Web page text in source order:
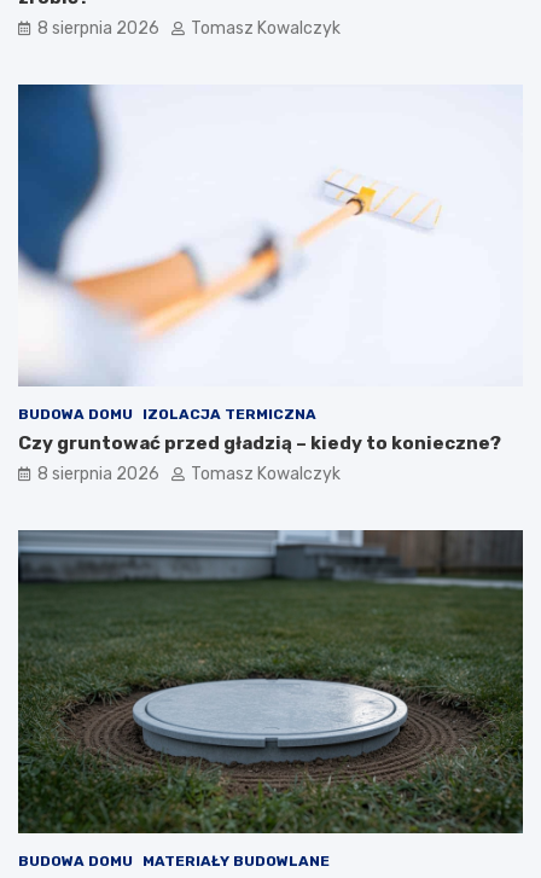
r
y
8 sierpnia 2026 Tomasz Kowalczyk
BUDOWA DOMU IZOLACJA TERMICZNA
Czy gruntować przed gładzią – kiedy to konieczne?
8 sierpnia 2026 Tomasz Kowalczyk
BUDOWA DOMU MATERIAŁY BUDOWLANE